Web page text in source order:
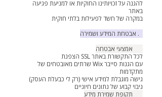
להגנה על זכויותינו החוקיות או למניעת פגיעה
באתר
במקרה של חשד לפעילות בלתי חוקית
הצפנת SSL לכל התקשורת באתר
שרתים מאובטחים של Wix עם הגנות סייבר
מתקדמות
גישה מוגבלת למידע אישי (רק לי כבעלת העסק)
גיבוי קבוע של נתונים חיוניים